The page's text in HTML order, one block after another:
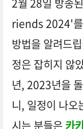
riends 2024'를
방법을 알려드
정은 잡히지 않
년, 2023년을
니, 일정이 나오
시는 분들은 카